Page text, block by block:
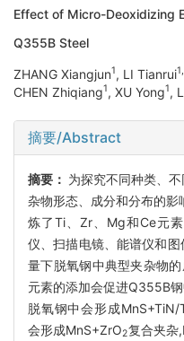
Effect of Micro-Deoxidizing
Q355B Steel
ZHANG Xiangjun1, LI Tianrui
CHEN Zhiqiang1, XU Yong1,
摘要/Abstract
摘要： 为探究不同种类、
杂物形态、成分和分布的
炼了Ti、Zr、Mg和Ce元
仪、扫描电镜、能谱仪和
量下脱氧钢中典型夹杂物
元素的添加会促进Q355B
脱氧钢中会形成
会形成MnS+ZrO2复合夹杂